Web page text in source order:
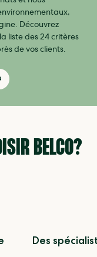
Découvrez
liste des 24 critères
de vos clients.
BELCO?
Des